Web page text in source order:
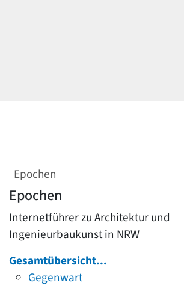
Epochen
Epochen
Internetführer zu Architektur und
Ingenieurbaukunst in NRW
Gesamtübersicht...
Gegenwart